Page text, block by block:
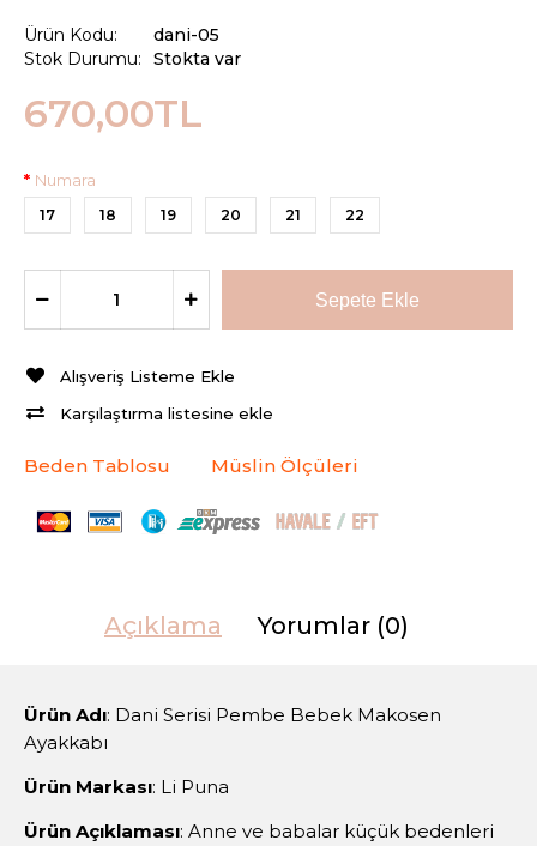
Ürün Kodu:
Stok Durumu:
dani-05
Stokta var
670,00TL
Numara
17 18 19 20 21 22
Alışveriş Listeme Ekle
Karşılaştırma listesine ekle
Beden Tablosu Müslin Ölçüleri
Açıklama Yorumlar (0)
Ürün Adı: Dani Serisi Pembe Bebek Makosen
Ayakkabı
Ürün Markası: Li Puna
Ürün Açıklaması: Anne ve babalar küçük bedenleri